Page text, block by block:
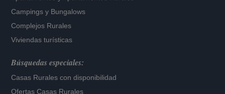
Campings y Bungalows
Complejos Rurales
Viviendas turísticas
Búsquedas especiales:
Casas Rurales con disponibilidad
Ofertas Casas Rurales